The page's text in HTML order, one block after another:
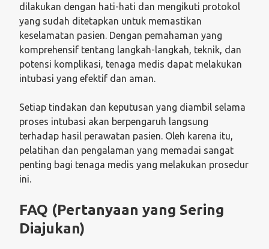
dilakukan dengan hati-hati dan mengikuti protokol
yang sudah ditetapkan untuk memastikan
keselamatan pasien. Dengan pemahaman yang
komprehensif tentang langkah-langkah, teknik, dan
potensi komplikasi, tenaga medis dapat melakukan
intubasi yang efektif dan aman.
Setiap tindakan dan keputusan yang diambil selama
proses intubasi akan berpengaruh langsung
terhadap hasil perawatan pasien. Oleh karena itu,
pelatihan dan pengalaman yang memadai sangat
penting bagi tenaga medis yang melakukan prosedur
ini.
FAQ (Pertanyaan yang Sering
Diajukan)